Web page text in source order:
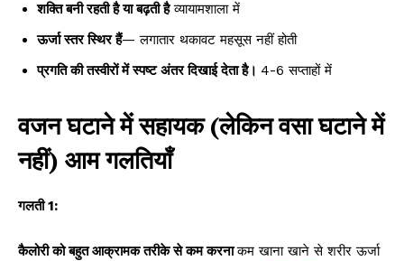
शक्ति बनी रहती है या बढ़ती हैव्यायामशाला में
ऊर्जा स्तर स्थिर हैं— लगातार थकावट महसूस नहीं होती
प्रगति की तस्वीरों में स्पष्ट अंतर दिखाई देता है। 4-6 सप्ताहों में
वजन घटाने में सहायक (लेकिन वसा घटाने में
नहीं) आम गलतियाँ
गलती 1:
कैलोरी को बहुत आक्रामक तरीके से कम करनाकम खाना खाने से शरीर ऊर्जा